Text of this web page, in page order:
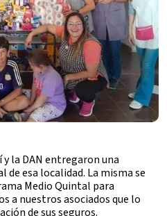
y la DAN entregaron una
de esa localidad. La misma se
Medio Quintal para
a nuestros asociados que lo
de sus seguros.